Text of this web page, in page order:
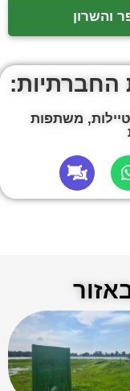
והשרון
החברתיות:
משתפות